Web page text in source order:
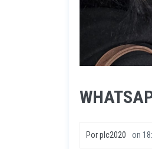
Porplc2020 on